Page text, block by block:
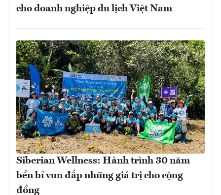
cho doanh nghiệp du lịch Việt Nam
Siberian Wellness: Hành trình 30 năm
bền bỉ vun đắp những giá trị cho cộng
đồng